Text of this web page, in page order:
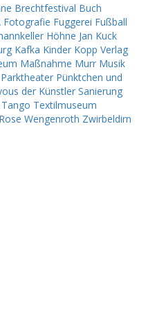
Brechtfestival Buch
Fotografie Fuggerei Fußball
Höhne Jan Kuck
Kafka Kinder Kopp Verlag
Maßnahme Murr Musik
Parktheater Pünktchen und
der Künstler Sanierung
Tango Textilmuseum
Wengenroth Zwirbeldirn